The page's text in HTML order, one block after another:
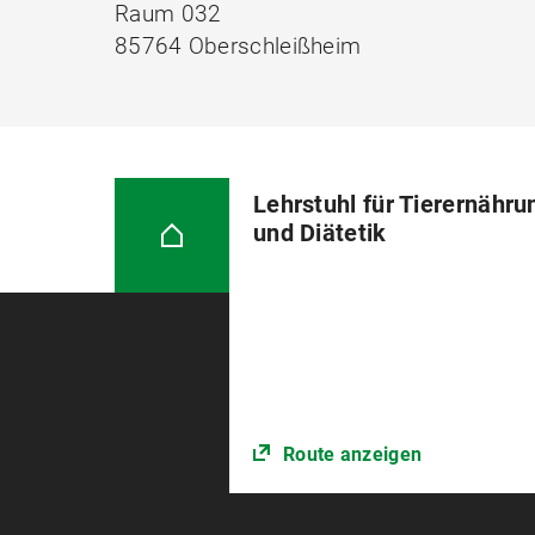
Raum 032
85764 Oberschleißheim
Lehrstuhl für
und Diätetik
Route anzeigen